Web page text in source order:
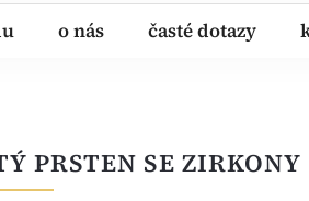
o nás časté dotazy
PRSTEN SE ZIRKONY